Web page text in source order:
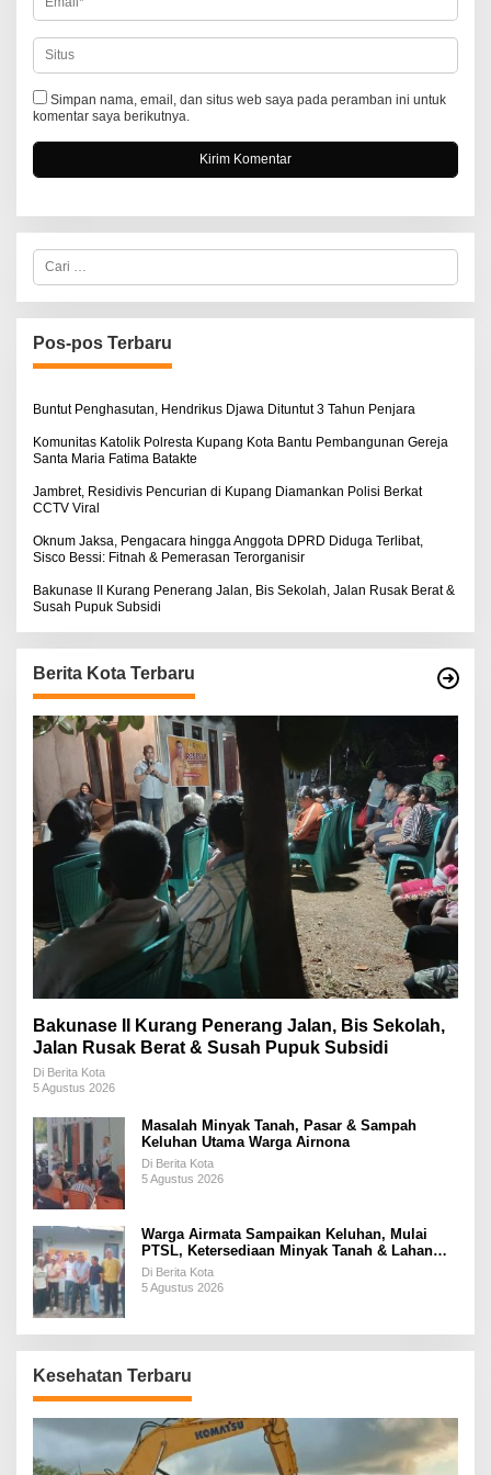
Simpan nama, email, dan situs web saya pada peramban ini untuk
komentar saya berikutnya.
C
r
i
u
n
u
:
Pos-pos Terbaru
Buntut Penghasutan, Hendrikus Djawa Dituntut 3 Tahun Penjara
Komunitas Katolik Polresta Kupang Kota Bantu Pembangunan Gereja
Santa Maria Fatima Batakte
Jambret, Residivis Pencurian di Kupang Diamankan Polisi Berkat
CCTV Viral
Oknum Jaksa, Pengacara hingga Anggota DPRD Diduga Terlibat,
Sisco Bessi: Fitnah & Pemerasan Terorganisir
Bakunase II Kurang Penerang Jalan, Bis Sekolah, Jalan Rusak Berat &
Susah Pupuk Subsidi
Berita Kota Terbaru
Bakunase II Kurang Penerang Jalan, Bis Sekolah,
Jalan Rusak Berat & Susah Pupuk Subsidi
Di Berita Kota
5 Agustus 2026
Masalah Minyak Tanah, Pasar & Sampah
Keluhan Utama Warga Airnona
Di Berita Kota
5 Agustus 2026
Warga Airmata Sampaikan Keluhan, Mulai
PTSL, Ketersediaan Minyak Tanah & Lahan
Pemakaman
Di Berita Kota
5 Agustus 2026
Kesehatan Terbaru